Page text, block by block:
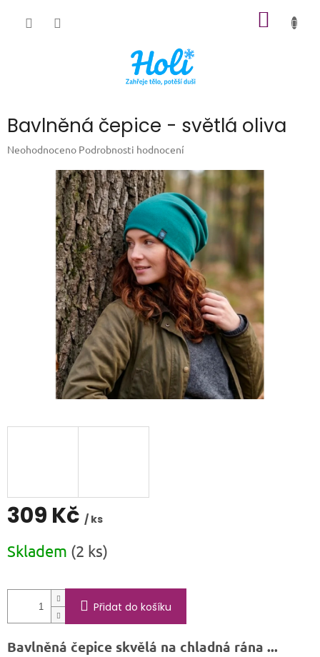
Bavlněná čepice - světlá oliva
Průměrné
Neohodnoceno Podrobnosti hodnocení
309 Kč / ks
cena:
Skladem (2 ks)
Přidat do košíku
Bavlněná čepice skvělá na chladná rána ...